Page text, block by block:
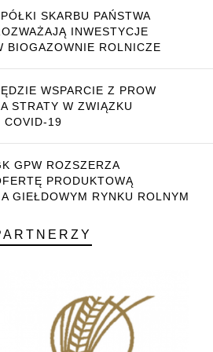
SKARBU PAŃSTWA
INWESTYCJE
BIOGAZOWNIE ROLNICZE
WSPARCIE Z PROW
STRATY W ZWIĄZKU
COVID-19
GPW ROZSZERZA
PRODUKTOWĄ
GIEŁDOWYM RYNKU ROLNYM